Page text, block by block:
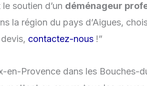
soutien d’un déménageur
la région du pays d’Aigues,
contactez-nous !”
Provence dans les Bouches-